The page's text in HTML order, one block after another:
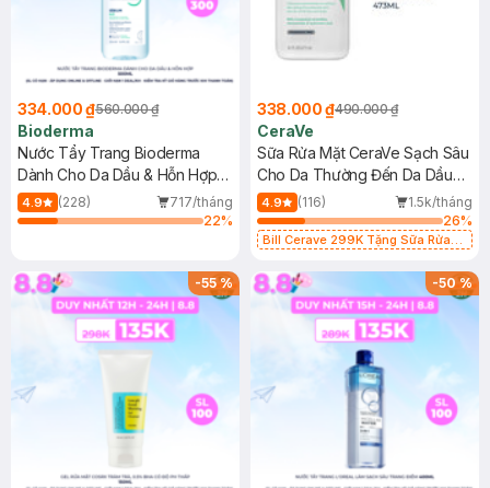
334.000 ₫560.000 ₫
Bioderma
Nước Tẩy Trang Bioderma
Dành Cho Da Dầu & Hỗn Hợp
500ml
4.9 (228)
717/tháng
22%
338.000 ₫490.000 ₫
CeraVe
Sữa Rửa Mặt CeraVe Sạch Sâu
Cho Da Thường Đến Da Dầu
473ml
4.9 (116)
1.5k/tháng
26%
Bill Cerave 299K Tặng Sữa Rửa
-55% -50%